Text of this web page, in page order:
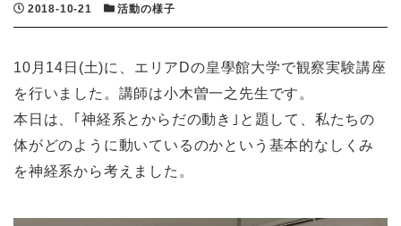
投稿日
2018-10-21 カテゴリー
活動の様子
10月14日(土)に、エリアDの皇學館大学で観察実験講座
を行いました。講師は小木曽一之先生です。
本日は、｢神経系とからだの動き｣と題して、私たちの
体がどのように動いているのかという基本的なしくみ
を神経系から考えました。